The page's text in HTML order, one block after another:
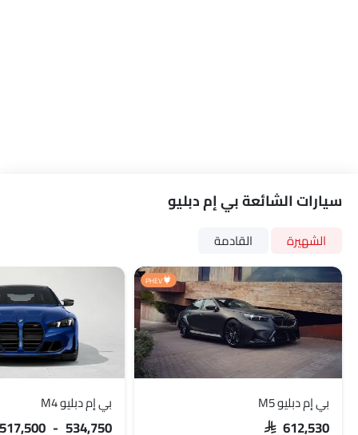
كاميرا خلفية
أقفال باب الطاقة
مسند ذراع للكونسول الوسطي
سيارات الشائعة بي إم دبليو
الشهيرة القادمة
PHEV
بي إم دبليو M5
SAR 612,530
بي إم دبليو M4
517,500 - 534,750